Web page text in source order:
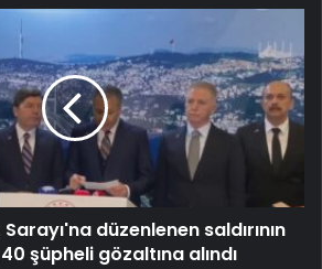
düzenlenen saldırının
şüpheli gözaltına alındı